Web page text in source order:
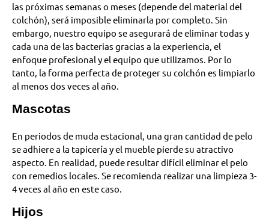
las próximas semanas o meses (depende del material del
colchón), será imposible eliminarla por completo. Sin
embargo, nuestro equipo se asegurará de eliminar todas y
cada una de las bacterias gracias a la experiencia, el
enfoque profesional y el equipo que utilizamos. Por lo
tanto, la forma perfecta de proteger su colchón es limpiarlo
al menos dos veces al año.
Mascotas
En periodos de muda estacional, una gran cantidad de pelo
se adhiere a la tapicería y el mueble pierde su atractivo
aspecto. En realidad, puede resultar difícil eliminar el pelo
con remedios locales. Se recomienda realizar una limpieza 3-
4 veces al año en este caso.
Hijos